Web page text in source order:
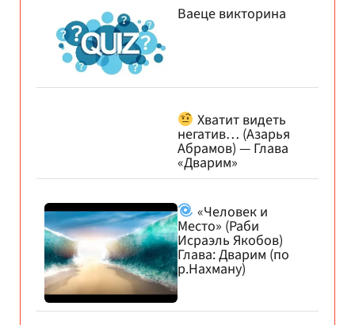
Ваеце викторина
Хватит видеть
негатив… (Азарья
Абрамов) — Глава
«Дварим»
«Человек и
Место» (Раби
Исраэль Якобов)
Глава: Дварим (по
р.Нахману)